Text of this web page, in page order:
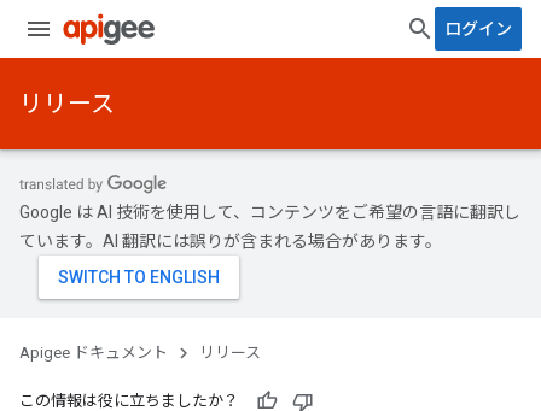
ログイン
リリース
Google は AI 技術を使用して、コンテンツをご希望の言語に翻訳し
ています。AI 翻訳には誤りが含まれる場合があります。
Apigee ドキュメント リリース
この情報は役に立ちましたか？